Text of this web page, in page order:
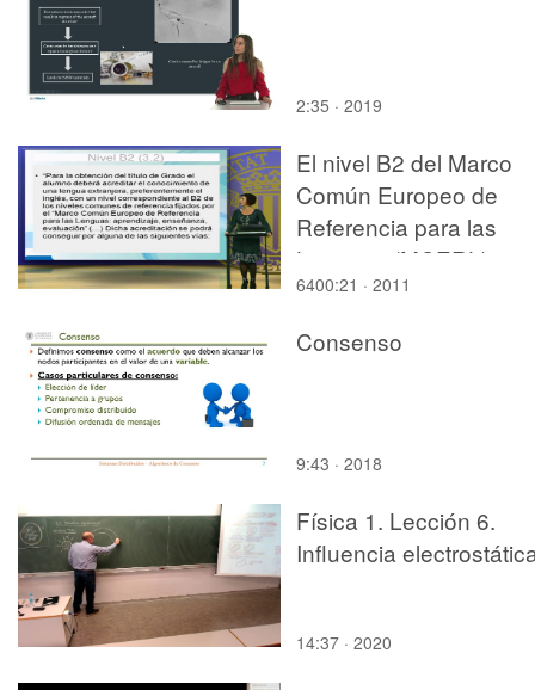
2:35 · 2019
El nivel B2 del Marco
Común Europeo de
Referencia para las
Lenguas (MCERL)
6400:21 · 2011
Consenso
9:43 · 2018
Física 1. Lección 6.
Influencia
14:37 · 2020